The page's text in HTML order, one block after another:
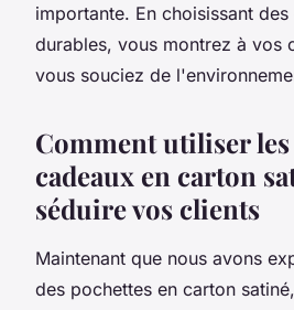
importante. En choisissant
durables, vous montrez à vos
vous souciez de
Comment utiliser
cadeaux en carton
séduire vos clients
Maintenant que nous avons
des pochettes en carton